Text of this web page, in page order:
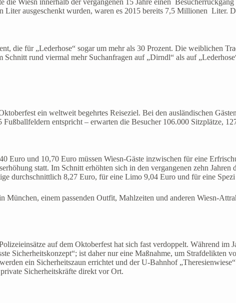
Wiesn innerhalb der vergangenen 15 Jahre einen
ausgeschenkt wurden, waren es 2015 bereits 7,5 Millionen Liter.
die für „Lederhose“ sogar um mehr als 30 Prozent. Die weiblichen
rund viermal mehr Suchanfragen auf „Dirndl“ als auf
ein weltweit begehrtes Reiseziel. Bei den ausländischen
entspricht – erwarten die Besucher 106.000 Sitzplätze,
Euro und 10,70 Euro müssen Wiesn-Gäste inzwischen für eine
statt. Im Schnitt erhöhten sich in den vergangenen zehn
durchschnittlich 8,27 Euro, für eine Limo 9,04 Euro und für eine
einem passenden Outfit, Mahlzeiten und anderen Wiesn-
auf dem Oktoberfest hat sich fast verdoppelt. Während im
Sicherheitskonzept“; ist daher nur eine Maßnahme, um Strafdelikten
ein Sicherheitszaun errichtet und der U-Bahnhof
Sicherheitskräfte direkt vor Ort.